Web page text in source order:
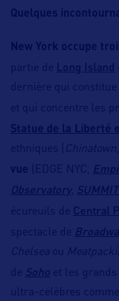
Quelques
New York occupe
partie de Long Island
dernière qui
et qui concentre les
Statue de la Liberté
ethniques (
Chinatown
vue (EDGE NYC,
Observatory,
écureuils de Central
spectacle de
Chelsea ou
de Soho et les
ultra-célèbres